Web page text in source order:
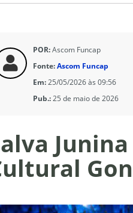
POR:Ascom Funcap
Fonte:Ascom Funcap
Em:25/05/2026 às 09:56
Pub.:25 de maio de 2026